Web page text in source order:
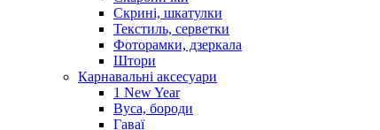
Скрині, шкатулки
Текстиль, серветки
Фоторамки, дзеркала
Штори
Карнавальні аксесуари
1 New Year
Вуса, бороди
Гаваї